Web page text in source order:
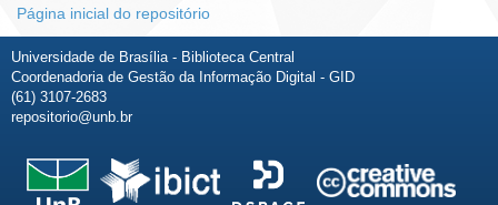
Página inicial do repositório
Universidade de Brasília - Biblioteca Central
Coordenadoria de Gestão da Informação Digital - GID
(61) 3107-2683
repositorio@unb.br